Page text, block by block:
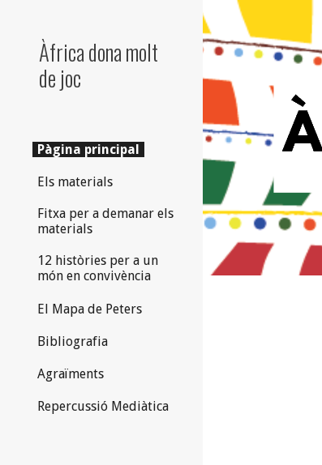
Àfrica dona molt
de joc
Pàgina principal
Els materials
Fitxa per a demanar els
materials
12 històries per a un
món en convivència
El Mapa de Peters
Bibliografia
Agraïments
Repercussió Mediàtica